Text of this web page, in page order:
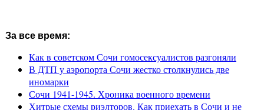
За все время:
Как в советском Сочи гомосексуалистов разгоняли
В ДТП у аэропорта Сочи жестко столкнулись две
иномарки
Сочи 1941-1945. Хроника военного времени
Хитрые схемы риэлторов. Как приехать в Сочи и не